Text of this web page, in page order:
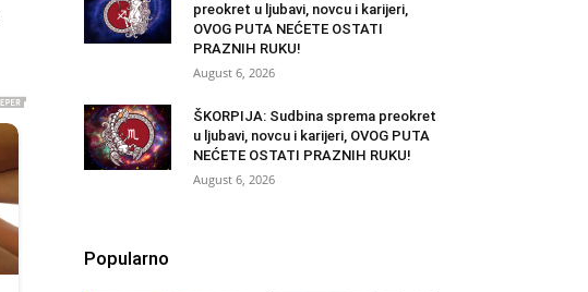
preokret u ljubavi, novcu i karijeri,
OVOG PUTA NEĆETE OSTATI
PRAZNIH RUKU!
August 6, 2026
ŠKORPIJA: Sudbina sprema preokret
u ljubavi, novcu i karijeri, OVOG PUTA
NEĆETE OSTATI PRAZNIH RUKU!
August 6, 2026
Popularno